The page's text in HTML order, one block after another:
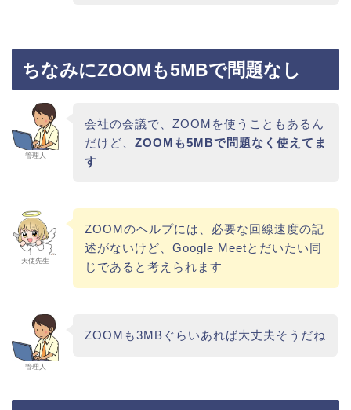
ちなみにZOOMも5MBで問題なし
管理人
会社の会議で、ZOOMを使うこともあるん
だけど、 ZOOMも5MBで問題なく使えてま
す
天使先生
ZOOMのヘルプには、必要な回線速度の記
述がないけど、Google Meetとだいたい同
じであると考えられます
管理人
ZOOMも3MBぐらいあれば大丈夫そうだね